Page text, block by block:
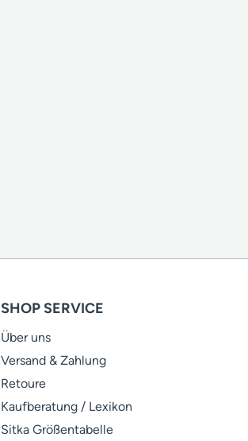
SHOP SERVICE
Über uns
Versand & Zahlung
Retoure
Kaufberatung / Lexikon
Sitka Größentabelle